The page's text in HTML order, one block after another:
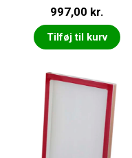
997,00 kr.
Tilføj til kurv